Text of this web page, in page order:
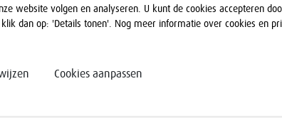
website volgen en analyseren. U kunt de cookies accepteren
dan op: 'Details tonen'. Nog meer informatie over cookies en
Cookies aanpassen